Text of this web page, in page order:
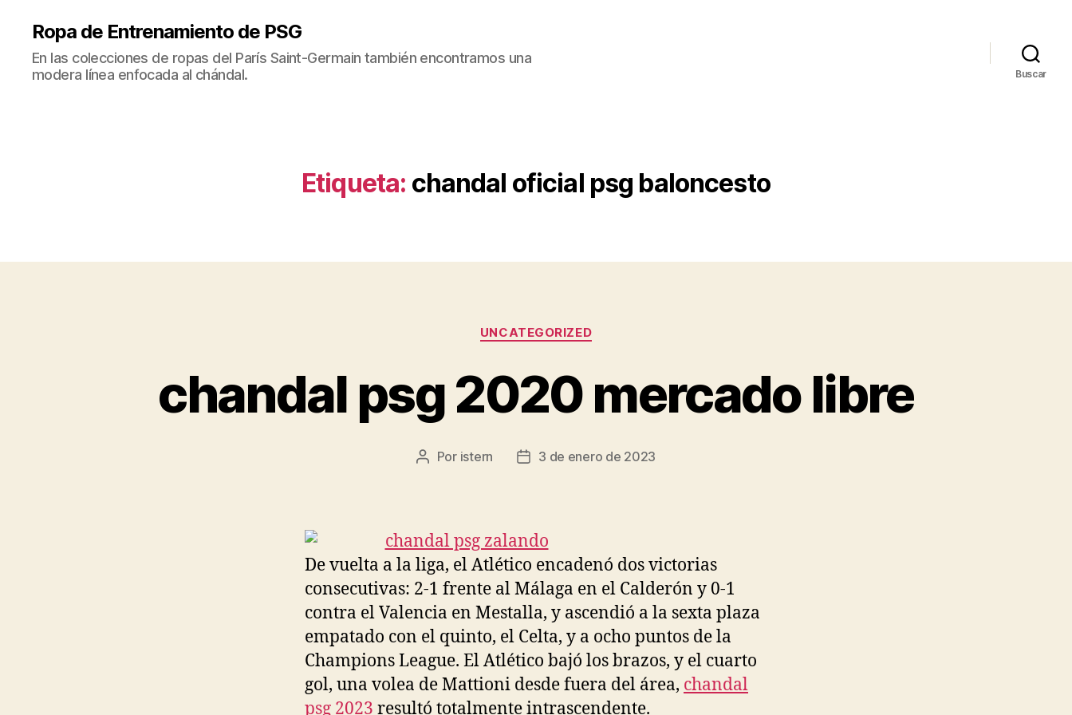
Ropa de Entrenamiento de PSG
En las colecciones de ropas del París Saint-Germain también encontramos una
modera línea enfocada al chándal.
Buscar
Etiqueta: chandal oficial psg baloncesto
Categorías
UNCATEGORIZED
chandal psg 2020 mercado libre
Autor
Por istern
Fecha3 de enero de 2023
De vuelta a la liga, el Atlético encadenó dos victorias
consecutivas: 2-1 frente al Málaga en el Calderón y 0-1
contra el Valencia en Mestalla, y ascendió a la sexta plaza
empatado con el quinto, el Celta, y a ocho puntos de la
Champions League. El Atlético bajó los brazos, y el cuarto
gol, una volea de Mattioni desde fuera del área, chandal
psg 2023 resultó totalmente intrascendente.